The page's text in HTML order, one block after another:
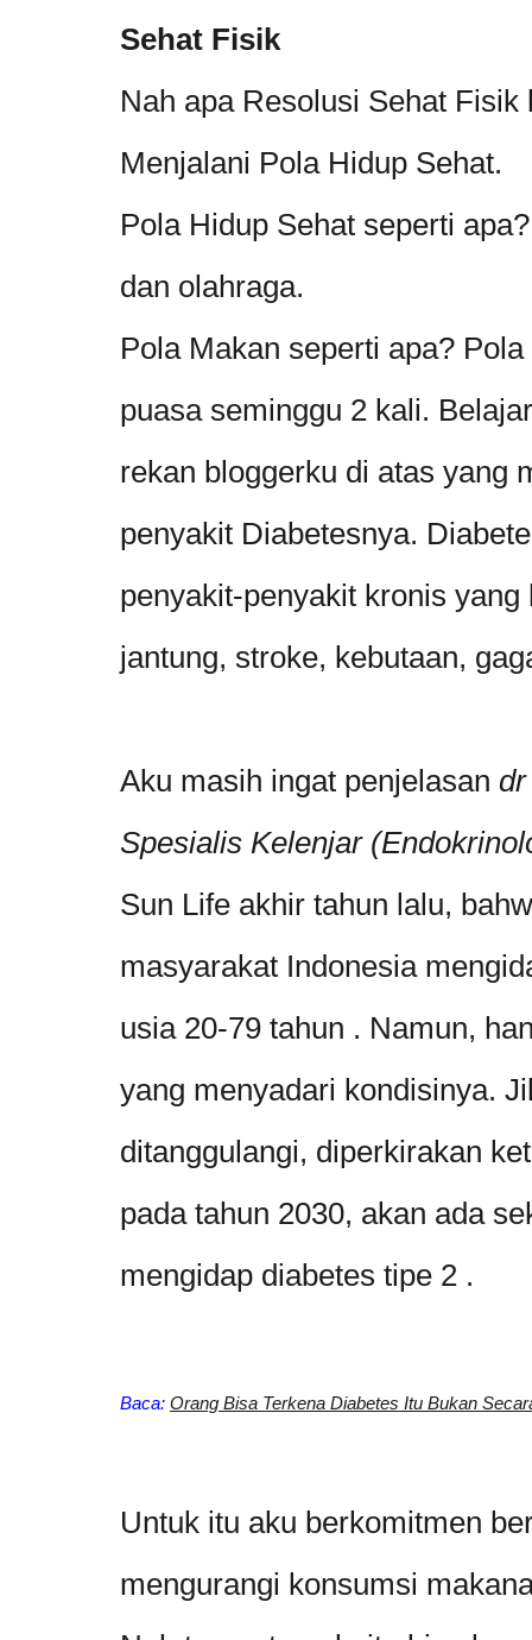
Sehat Fisik
Nah apa Resolusi Sehat Fisik
Menjalani Pola Hidup Sehat.
Pola Hidup Sehat seperti
dan olahraga.
Pola Makan seperti apa?
puasa seminggu 2 kali.
rekan bloggerku di atas yang
penyakit Diabetesnya.
penyakit-penyakit kronis
jantung, stroke, kebutaan,
Aku masih ingat penjelasan
Spesialis Kelenjar
Sun Life akhir tahun lalu,
masyarakat Indonesia
usia 20-79 tahun . Namun,
yang menyadari kondisinya.
ditanggulangi, diperkirakan
pada tahun 2030, akan ada
mengidap diabetes tipe 2 .
Baca: Orang Bisa Terkena Diabetes Itu Bukan
Untuk itu aku berkomitmen
mengurangi konsumsi